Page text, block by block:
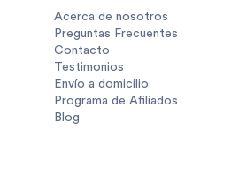
Acerca de nosotros
Preguntas Frecuentes
Contacto
Testimonios
Envío a domicilio
Programa de Afiliados
Blog